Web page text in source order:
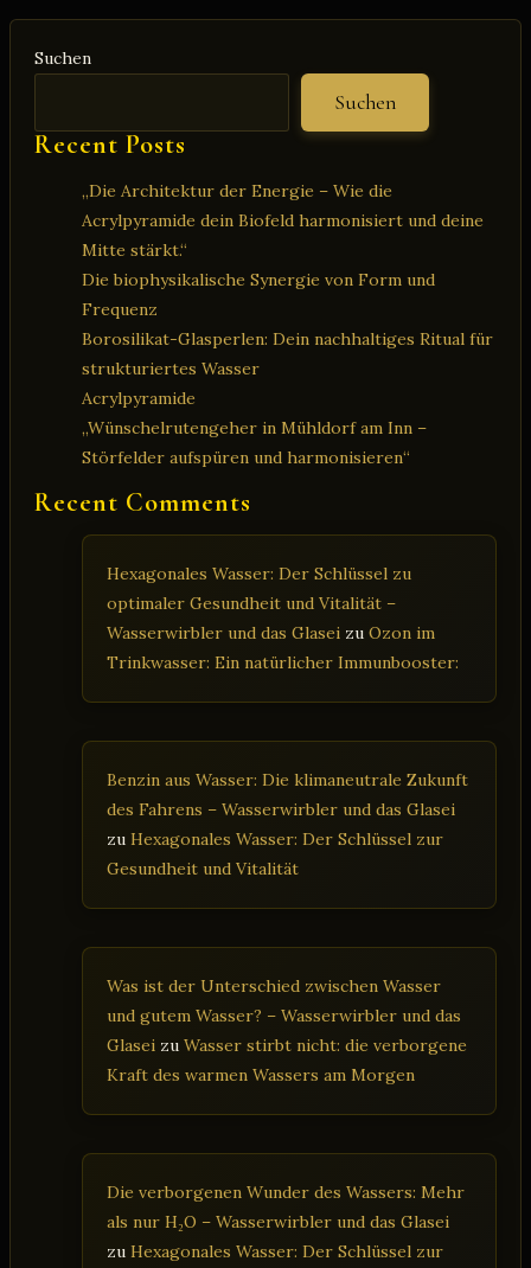
Trinkwasser
Suchen
Suchen
Recent Posts
„Die Architektur der Energie – Wie die
Acrylpyramide dein Biofeld harmonisiert und deine
Mitte stärkt.“
Die biophysikalische Synergie von Form und
Frequenz
Borosilikat-Glasperlen: Dein nachhaltiges Ritual für
strukturiertes Wasser
Acrylpyramide
„Wünschelrutengeher in Mühldorf am Inn –
Störfelder aufspüren und harmonisieren“
Recent Comments
Hexagonales Wasser: Der Schlüssel zu
optimaler Gesundheit und Vitalität –
Wasserwirbler und das Glasei zu Ozon im
Trinkwasser: Ein natürlicher Immunbooster:
Benzin aus Wasser: Die klimaneutrale Zukunft
des Fahrens – Wasserwirbler und das Glasei
zu Hexagonales Wasser: Der Schlüssel zur
Gesundheit und Vitalität
Was ist der Unterschied zwischen Wasser
und gutem Wasser? – Wasserwirbler und das
Glasei zu Wasser stirbt nicht: die verborgene
Kraft des warmen Wassers am Morgen
Die verborgenen Wunder des Wassers: Mehr
als nur H₂O – Wasserwirbler und das Glasei
zu Hexagonales Wasser: Der Schlüssel zur